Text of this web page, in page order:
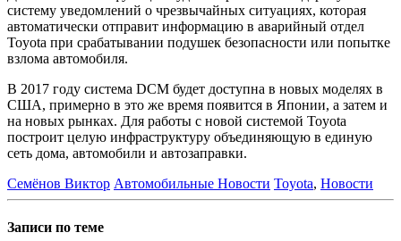
систему уведомлений о чрезвычайных ситуациях, которая
автоматически отправит информацию в аварийный отдел
Toyota при срабатывании подушек безопасности или попытке
взлома автомобиля.
В 2017 году система DCM будет доступна в новых моделях в
США, примерно в это же время появится в Японии, а затем и
на новых рынках. Для работы с новой системой Toyota
построит целую инфраструктуру объединяющую в единую
сеть дома, автомобили и автозаправки.
Семёнов Виктор Автомобильные Новости Toyota, Новости
Записи по теме